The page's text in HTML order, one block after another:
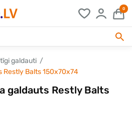
0
galdauti
Restly Balts 150x70x74
galdauts Restly Balts